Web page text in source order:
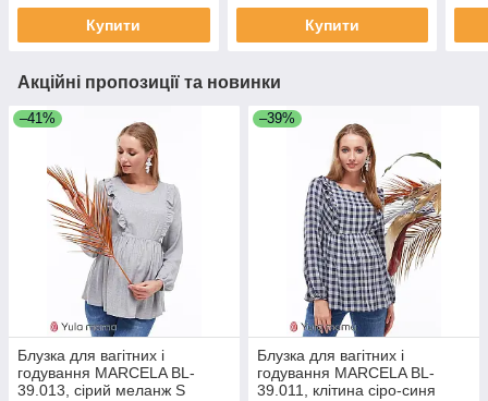
Купити Купити
Акційні пропозиції та новинки
–41%
Блузка для вагітних і
годування MARCELA BL-
39.013, сірий меланж S
–39%
Блузка для вагітних і
годування MARCELA BL-
39.011, клітина сіро-синя